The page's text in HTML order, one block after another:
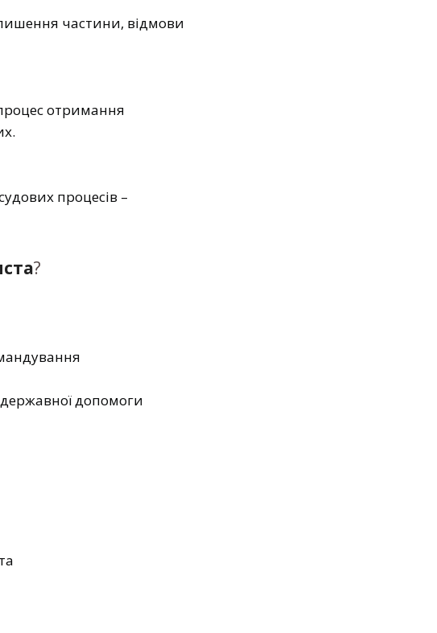
частини, відмови
отримання
процесів –
?
допомоги